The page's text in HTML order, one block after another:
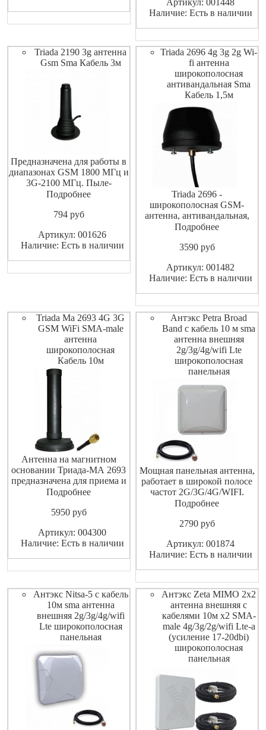
Наличие: Есть в наличии
Triada 2190 3g антенна
Gsm Sma Кабель 3м
Предназначена для работы в
диапазонах GSM 1800 МГц и
3G-2100 МГц. Пыле-
брызгозащищённое
основании.
Подробнее
794pуб
Артикул: 001626
Наличие: Есть в наличии
Triada 2696 4g 3g 2g Wi-
fi антенна
широкополосная
антивандальная Sma
Кабель 1,5м
Triada 2696 -
широкополосная GSM-
антенна, антивандальная,
врезная. Предназначена для
9001800 МГц, 3G-2100 МГц,
2600 МГц.
Подробнее
3590pуб
Артикул: 001482
Наличие: Есть в наличии
Triada Ma 2693 4G 3G
GSM WiFi SMA-male
антенна
широкополосная
Кабель 10м
Антенна на магнитном
основании Триада-МА 2693
предназначена для приема и
передачи любых GSM
на автомобили, банкоматы,
буровые вышки и тд.
Обеспечивает устойчивую
Подробнее
5950pуб
Артикул: 004300
Наличие: Есть в наличии
Антэкс Petra Broad
Band с кабель 10 м sma
антенна внешняя
2g/3g/4g/wifi Lte
широкополосная
панельная
Мощная панельная антенна,
работает в широкой полосе
частот 2G/3G/4G/WIFI.
Усиление 12-15 dBi,
3G/4G модемов. Кабель RG-
Подробнее
2790pуб
Артикул: 001874
Наличие: Есть в наличии
Антэкс Nitsa-5 с кабель
10м sma антенна
внешняя 2g/3g/4g/wifi
Lte широкополосная
панельная
Антэкс Zeta MIMO 2x2
антенна внешняя с
кабелями 10м х2 SMA-
male 4g/3g/2g/wifi Lte-a
(усиление 17-20dbi)
широкополосная
панельная